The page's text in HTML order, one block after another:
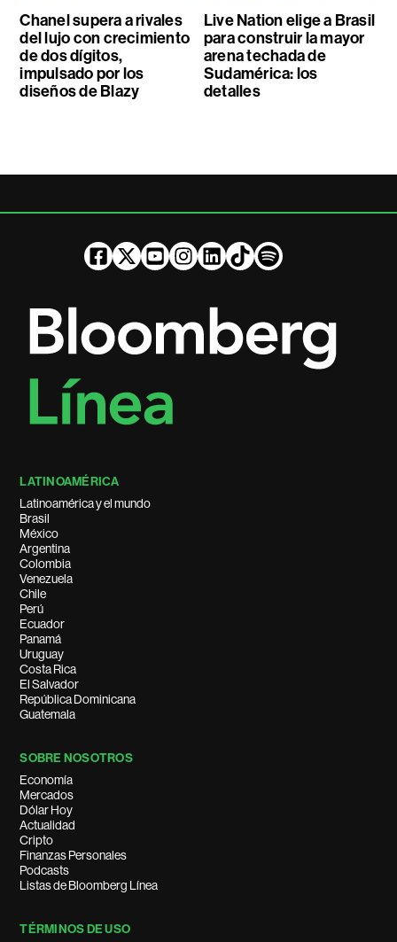
Chanel supera a rivales
del lujo con crecimiento
de dos dígitos,
impulsado por los
diseños de Blazy
Live Nation elige a Brasil
para construir la mayor
arena techada de
Sudamérica: los
detalles
LATINOAMÉRICA
Latinoamérica y el mundo
Brasil
México
Argentina
Colombia
Venezuela
Chile
Perú
Ecuador
Panamá
Uruguay
Costa Rica
El Salvador
República Dominicana
Guatemala
SOBRE NOSOTROS
Economía
Mercados
Dólar Hoy
Actualidad
Cripto
Finanzas Personales
Podcasts
Listas de Bloomberg Línea
TÉRMINOS DE USO